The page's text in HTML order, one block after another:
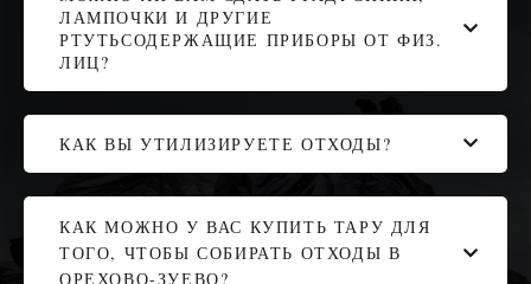
ЛАМПОЧКИ И ДРУГИЕ
РТУТЬСОДЕРЖАЩИЕ ПРИБОРЫ ОТ ФИЗ.
ЛИЦ?
КАК ВЫ УТИЛИЗИРУЕТЕ ОТХОДЫ?
КАК МОЖНО У ВАС КУПИТЬ ТАРУ ДЛЯ
ТОГО, ЧТОБЫ СОБИРАТЬ ОТХОДЫ В
ОРЕХОВО-ЗУЕВО?